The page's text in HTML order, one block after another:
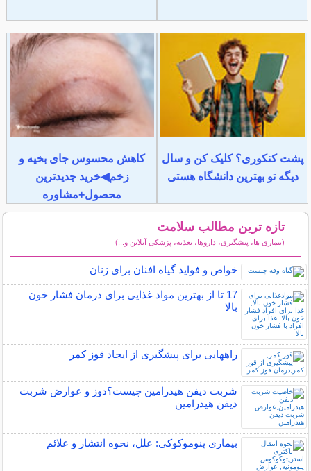
پشت کنکوری؟ کلیک کن و سال
دیگه تو بهترین دانشگاه هستی
کاهش محسوس جای بخیه و
زخم◀خرید جدیدترین
محصول+مشاوره
تازه ترین مطالب سلامت
(بیماری ها، پیشگیری، داروها، تغذیه، پزشکی آنلاین و...)
خواص و فواید گیاه افنان برای زنان
17 تا از بهترین مواد غذایی برای درمان فشار خون
بالا
راههایی برای پیشگیری از ایجاد قوز کمر
شربت دیفن هیدرامین چیست؟دوز و عوارض شربت
دیفن هیدرامین
بیماری پنوموکوکی: علل، نحوه انتشار و علائم